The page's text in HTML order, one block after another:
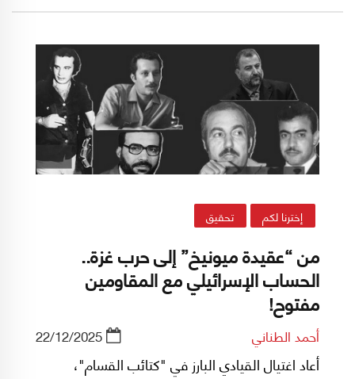
مع إسرائيل إلى ملف يُطرح في سياق الصراع على
لبنان نفسه. وتُقدَّم قراءة هذا المسار التاريخي عادةً
كمدخل لفهم الوضع اللبناني الراهن، قبل الانتقال
إلى سؤال الرؤية الوطنية في الحاضر.
إخترنا لكم تحقيق
من “عقيدة ميونيخ” إلى حرب غزة..
الحساب الإسرائيلي مع المقاومين
مفتوح!
أحمد الطناني 22/12/2025
أعاد اغتيال القيادي البارز في "كتائب القسام"،